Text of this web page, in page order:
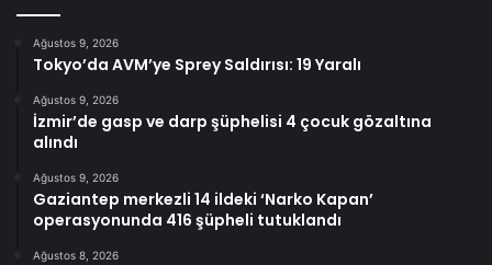
Ağustos 9, 2026
Tokyo’da AVM’ye Sprey Saldırısı: 19 Yaralı
Ağustos 9, 2026
İzmir’de gasp ve darp şüphelisi 4 çocuk gözaltına
alındı
Ağustos 9, 2026
Gaziantep merkezli 14 ildeki ‘Narko Kapan’
operasyonunda 416 şüpheli tutuklandı
Ağustos 8, 2026